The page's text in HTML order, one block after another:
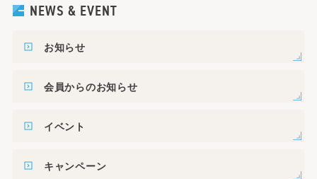
NEWS & EVENT
お知らせ
会員からのお知らせ
イベント
キャンペーン